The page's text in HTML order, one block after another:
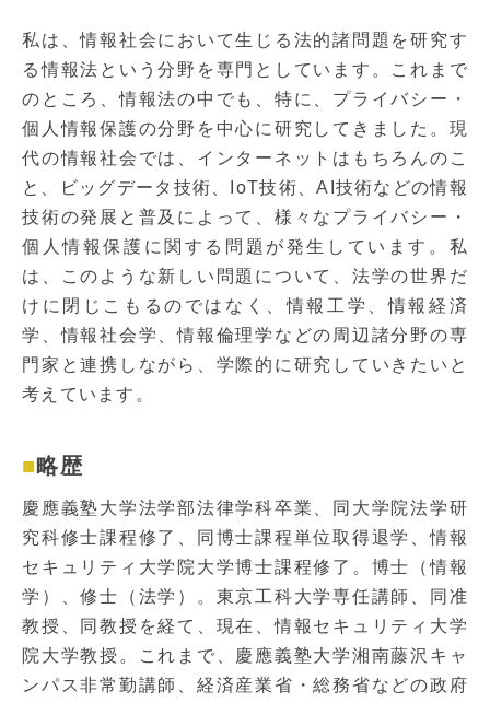
私は、情報社会において生じる法的諸問題を研究す
る情報法という分野を専門としています。これまで
のところ、情報法の中でも、特に、プライバシー・
個人情報保護の分野を中心に研究してきました。現
代の情報社会では、インターネットはもちろんのこ
と、ビッグデータ技術、IoT技術、AI技術などの情報
技術の発展と普及によって、様々なプライバシー・
個人情報保護に関する問題が発生しています。私
は、このような新しい問題について、法学の世界だ
けに閉じこもるのではなく、情報工学、情報経済
学、情報社会学、情報倫理学などの周辺諸分野の専
門家と連携しながら、学際的に研究していきたいと
考えています。
略歴
慶應義塾大学法学部法律学科卒業、同大学院法学研
究科修士課程修了、同博士課程単位取得退学、情報
セキュリティ大学院大学博士課程修了。博士（情報
学）、修士（法学）。東京工科大学専任講師、同准
教授、同教授を経て、現在、情報セキュリティ大学
院大学教授。これまで、慶應義塾大学湘南藤沢キャ
ンパス非常勤講師、経済産業省・総務省などの政府